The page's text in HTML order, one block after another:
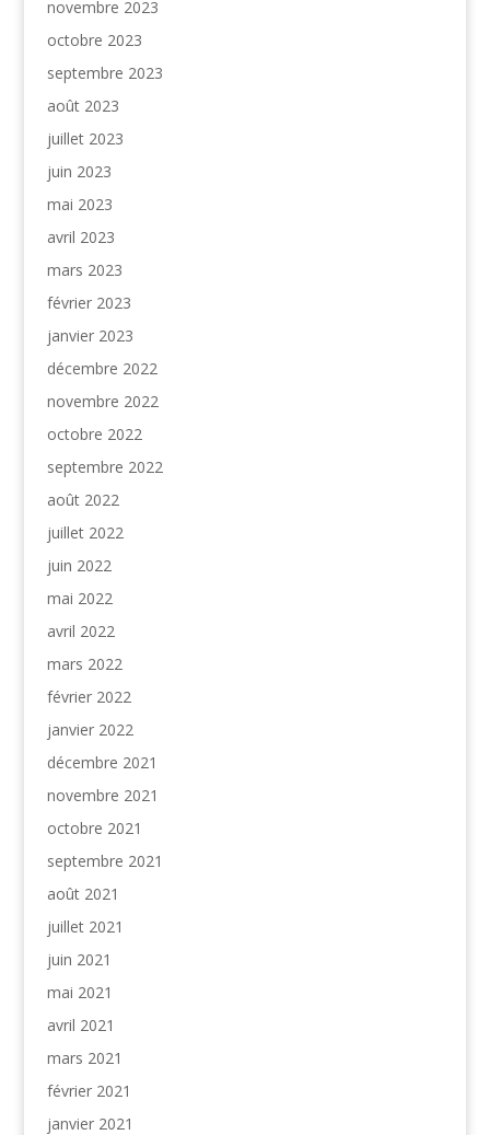
novembre 2023
octobre 2023
septembre 2023
août 2023
juillet 2023
juin 2023
mai 2023
avril 2023
mars 2023
février 2023
janvier 2023
décembre 2022
novembre 2022
octobre 2022
septembre 2022
août 2022
juillet 2022
juin 2022
mai 2022
avril 2022
mars 2022
février 2022
janvier 2022
décembre 2021
novembre 2021
octobre 2021
septembre 2021
août 2021
juillet 2021
juin 2021
mai 2021
avril 2021
mars 2021
février 2021
janvier 2021